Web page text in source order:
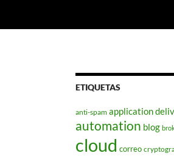
ETIQUETAS
anti-spam application
automation blog
cloud correo